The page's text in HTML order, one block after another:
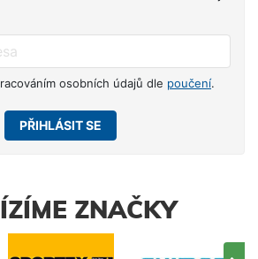
osobních údajů dle poučení.
PŘIHLÁSIT SE
ZNAČKY